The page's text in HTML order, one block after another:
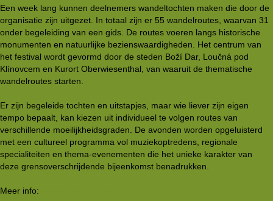
Een week lang kunnen deelnemers wandeltochten maken die door de
organisatie zijn uitgezet. In totaal zijn er 55 wandelroutes, waarvan 31
onder begeleiding van een gids. De routes voeren langs historische
monumenten en natuurlijke bezienswaardigheden. Het centrum van
het festival wordt gevormd door de steden Boží Dar, Loučná pod
Klínovcem en Kurort Oberwiesenthal, van waaruit de thematische
wandelroutes starten.
Er zijn begeleide tochten en uitstapjes, maar wie liever zijn eigen
tempo bepaalt, kan kiezen uit individueel te volgen routes van
verschillende moeilijkheidsgraden. De avonden worden opgeluisterd
met een cultureel programma vol muziekoptredens, regionale
specialiteiten en thema-evenementen die het unieke karakter van
deze grensoverschrijdende bijeenkomst benadrukken.
Meer info: